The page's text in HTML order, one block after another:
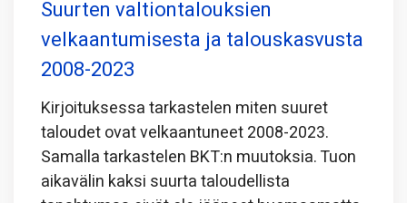
Suurten valtiontalouksien
velkaantumisesta ja talouskasvusta
2008-2023
Kirjoituksessa tarkastelen miten suuret
taloudet ovat velkaantuneet 2008-2023.
Samalla tarkastelen BKT:n muutoksia. Tuon
aikavälin kaksi suurta taloudellista